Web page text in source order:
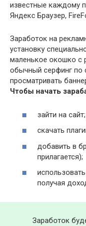
известные каждому
Яндекс Браузер,
Заработок на
установку
маленькое окошко с
обычный серфинг по
просматривать
Чтобы начать
зайти на сайт;
скачать
добавить в
прилагается);
получая
Заработок